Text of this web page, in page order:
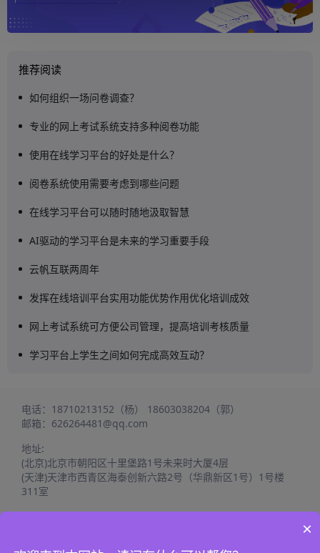
推荐阅读
如何组织一场问卷调查？
专业的网上考试系统支持多种阅卷功能
使用在线学习平台的好处是什么？
阅卷系统使用需要考虑到哪些问题
在线学习平台可以随时随地汲取智慧
AI驱动的学习平台是未来的学习重要手段
云帆互联两周年
发挥在线培训平台实用功能优势作用优化培训成效
网上考试系统可方便公司管理，提高培训考核质量
学习平台上学生之间如何完成高效互动？
电话： 18710213152（杨）
18603038204（郭）
邮箱： 626264481@qq.com
地址:
(北京)北京市朝阳区十里堡路1号未来时大厦4层
(天津)天津市西青区海泰创新六路2号（华鼎新区1号）1号楼
311室
×